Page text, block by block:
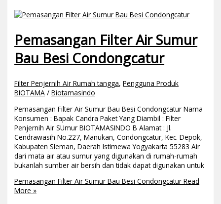
Pemasangan Filter Air Sumur
Bau Besi Condongcatur
Filter Penjernih Air Rumah tangga,Pengguna Produk
BIOTAMA /Biotamasindo
Pemasangan Filter Air Sumur Bau Besi Condongcatur Nama
Konsumen : Bapak Candra Paket Yang Diambil : Filter
Penjernih Air SUmur BIOTAMASINDO B Alamat : Jl.
Cendrawasih No.227, Manukan, Condongcatur, Kec. Depok,
Kabupaten Sleman, Daerah Istimewa Yogyakarta 55283 Air
dari mata air atau sumur yang digunakan di rumah-rumah
bukanlah sumber air bersih dan tidak dapat digunakan untuk
Pemasangan Filter Air Sumur Bau Besi Condongcatur Read
More »